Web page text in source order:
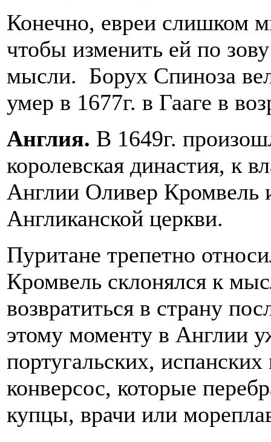
Конечно, евреи слишком
чтобы изменить ей по
мысли. Борух Спиноза
умер в 1677г. в Гааге в
Англия. В 1649г.
королевская династия, к
Англии Оливер Кромвель
Англиканской церкви.
Пуритане трепетно
Кромвель склонялся к
возвратиться в страну
этому моменту в Англии
португальских,
конверсос, которые
купцы, врачи или